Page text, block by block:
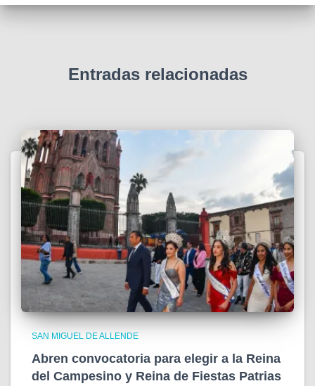
Entradas relacionadas
SAN MIGUEL DE ALLENDE
Abren convocatoria para elegir a la Reina
del Campesino y Reina de Fiestas Patrias